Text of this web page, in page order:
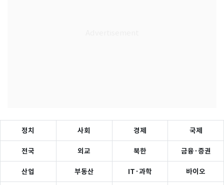
정치 사회 경제 국제
전국 외교 북한 금융·증권
산업 부동산 IT·과학 바이오